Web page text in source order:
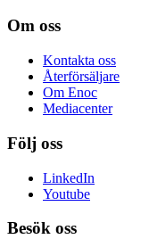
Om oss
Kontakta oss
Återförsäljare
Om Enoc
Mediacenter
Följ oss
LinkedIn
Youtube
Besök oss